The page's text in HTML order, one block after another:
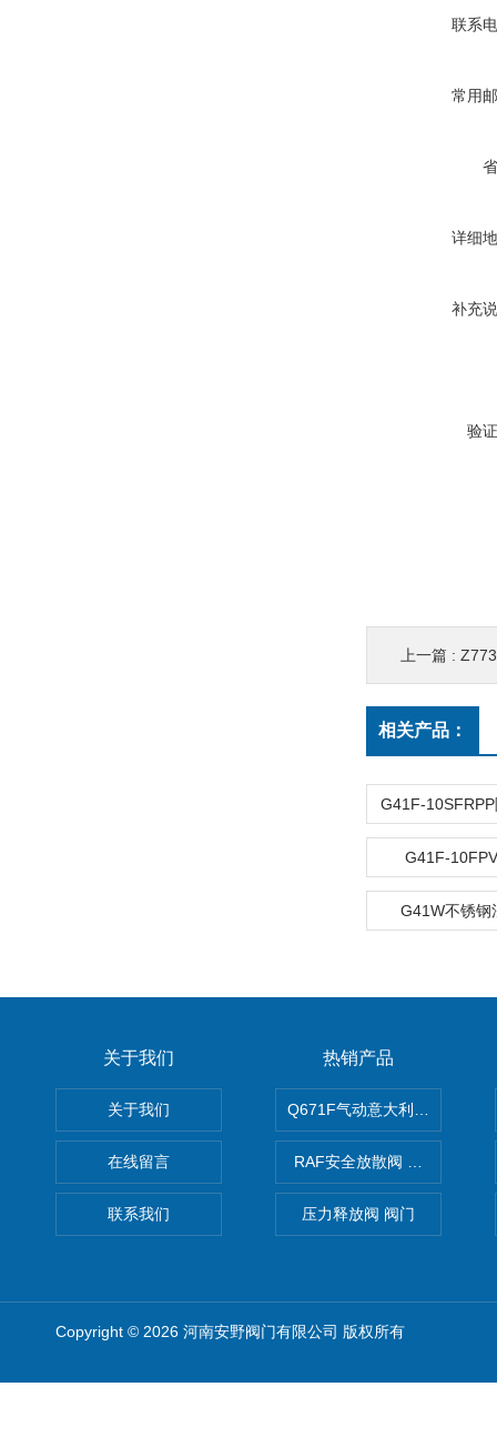
联系
常用
详细
补充
验
上一篇 :
相关产品：
G41F-
G41W不锈钢
关于我们
关于我们
在线留言
联系我们
热销产品
Q671F气动意大利式薄型球阀
RAF安全放散阀 阀生产
压力释放阀 阀门
Copyright © 2026 河南安野阀门有限公司 版权所有